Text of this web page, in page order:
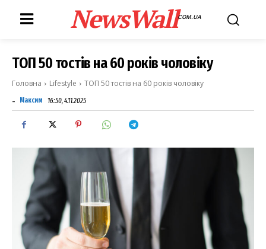
NewsWallCOM.UA
ТОП 50 тостів на 60 років чоловіку
Головна Lifestyle ТОП 50 тостів на 60 років чоловіку
- Максим 16:50, 4.11.2025